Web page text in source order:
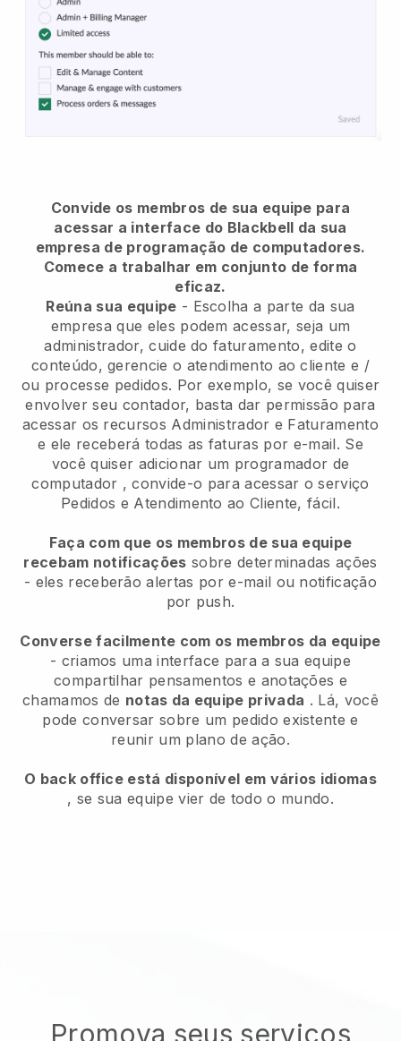
Convide os membros de sua equipe para
acessar a interface do Blackbell da sua
empresa de programação de computadores.
Comece a trabalhar em conjunto de forma
eficaz.
Reúna sua equipe - Escolha a parte da sua
empresa que eles podem acessar, seja um
administrador, cuide do faturamento, edite o
conteúdo, gerencie o atendimento ao cliente e /
ou processe pedidos. Por exemplo, se você quiser
envolver seu contador, basta dar permissão para
acessar os recursos Administrador e Faturamento
e ele receberá todas as faturas por e-mail. Se
você quiser adicionar um programador de
computador , convide-o para acessar o serviço
Pedidos e Atendimento ao Cliente, fácil.
Faça com que os membros de sua equipe
recebam notificações sobre determinadas ações
- eles receberão alertas por e-mail ou notificação
por push.
Converse facilmente com os membros da equipe
- criamos uma interface para a sua equipe
compartilhar pensamentos e anotações e
chamamos de notas da equipe privada . Lá, você
pode conversar sobre um pedido existente e
reunir um plano de ação.
O back office está disponível em vários idiomas
, se sua equipe vier de todo o mundo.
Promova seus serviços